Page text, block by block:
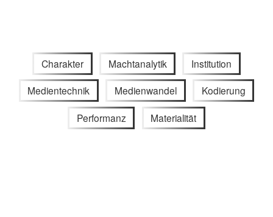
Charakter Machtanalytik Institution
Medientechnik Medienwandel Kodierung
Performanz Materialität